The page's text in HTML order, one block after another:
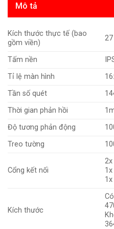
Mô tả
Kích thước thực tế (bao
gồm viền)
Tấm nền
Tỉ lệ màn hình
Tần số quét
Thời gian phản hồi
Độ tương phản động
Treo tường
Cổng kết nối
2x
Kích thước